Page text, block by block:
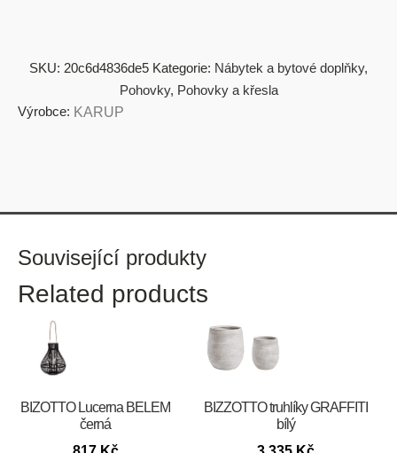
SKU: 20c6d4836de5 Kategorie: Nábytek a bytové doplňky,
Pohovky, Pohovky a křesla
Výrobce: KARUP
Související produkty
Related products
BIZOTTO Lucerna BELEM
černá
BIZZOTTO truhlíky GRAFFITI
bílý